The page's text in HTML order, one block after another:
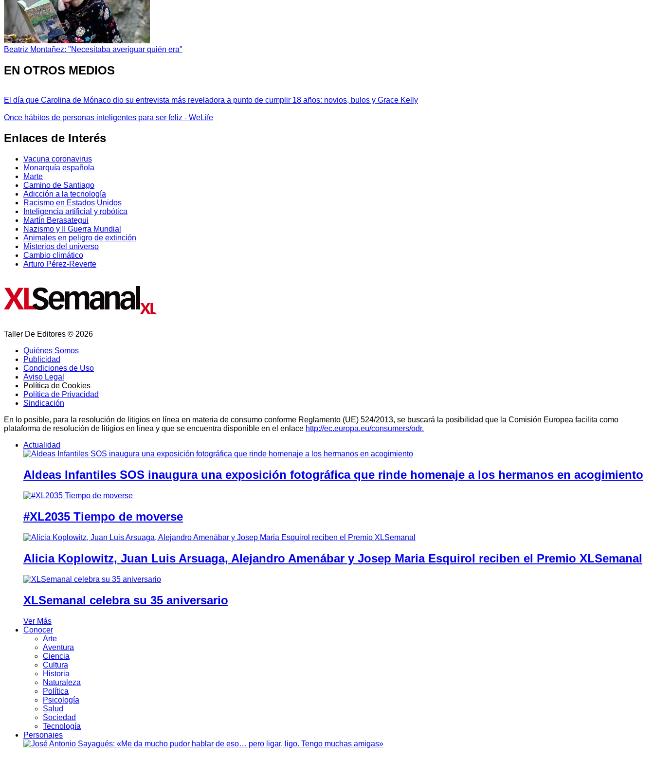
Beatriz Montañez: "Necesitaba averiguar quién era"
EN OTROS MEDIOS
El día que Carolina de Mónaco dio su entrevista más reveladora a punto de cumplir 18 años: novios, bulos y Grace Kelly
Once hábitos de personas inteligentes para ser feliz - WeLife
Enlaces de Interés
Vacuna coronavirus
Monarquía española
Marte
Camino de Santiago
Adicción a la tecnología
Racismo en Estados Unidos
Inteligencia artificial y robótica
Martín Berasategui
Nazismo y II Guerra Mundial
Animales en peligro de extinción
Misterios del universo
Cambio climático
Arturo Pérez-Reverte
Taller De Editores © 2026
Quiénes Somos
Publicidad
Condiciones de Uso
Aviso Legal
Política de Cookies
Política de Privacidad
Sindicación
En lo posible, para la resolución de litigios en línea en materia de consumo conforme Reglamento (UE) 524/2013, se buscará la posibilidad que la Comisión Europea facilita como
plataforma de resolución de litigios en línea y que se encuentra disponible en el enlace http://ec.europa.eu/consumers/odr.
Actualidad
Aldeas Infantiles SOS inaugura una exposición fotográfica que rinde homenaje a los hermanos en acogimiento
#XL2035 Tiempo de moverse
Alicia Koplowitz, Juan Luis Arsuaga, Alejandro Amenábar y Josep Maria Esquirol reciben el Premio XLSemanal
XLSemanal celebra su 35 aniversario
Ver Más
Conocer
Arte
Aventura
Ciencia
Cultura
Historia
Naturaleza
Política
Psicología
Salud
Sociedad
Tecnología
Personajes